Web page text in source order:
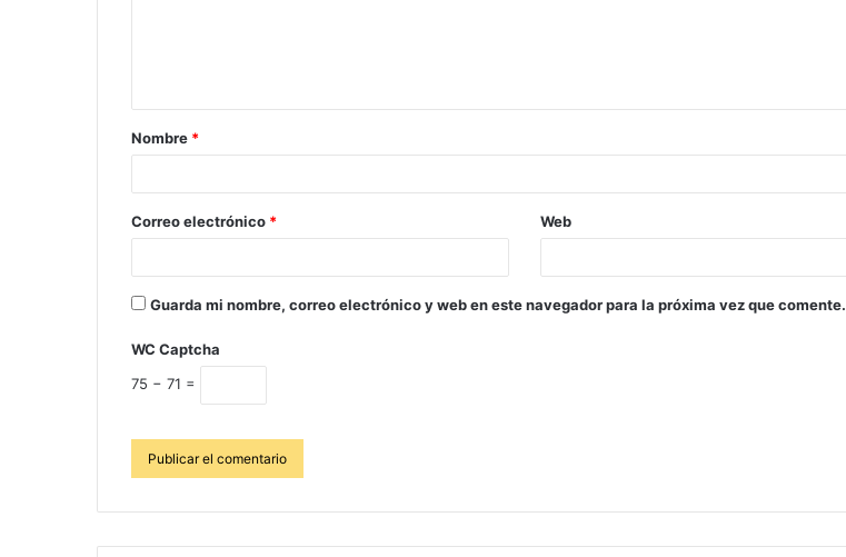
Nombre *
Correo electrónico * Web
Guarda mi nombre, correo electrónico y web en este navegador para la próxima vez que comente.
WC Captcha
75 − 71 =